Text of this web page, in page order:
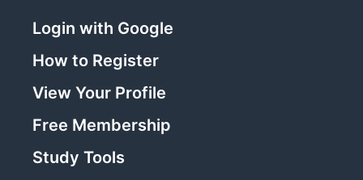
Login with Google
How to Register
View Your Profile
Free Membership
Study Tools